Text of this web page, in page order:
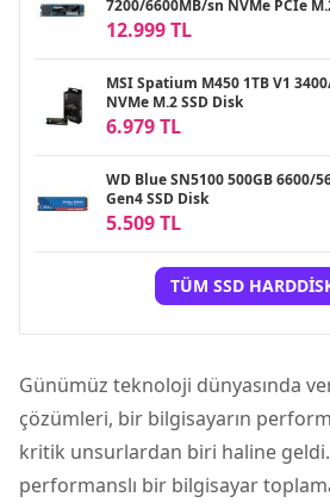
7200/6600MB/sn NVMe PCIe
12.999 TL
MSI Spatium M450 1TB V1
NVMe M.2 SSD Disk
6.979 TL
WD Blue SN5100 500GB 6600/
Gen4 SSD Disk
5.509 TL
TÜM SSD
Günümüz teknoloji dünyasında
çözümleri, bir bilgisayarın
kritik unsurlardan biri haline
performanslı bir bilgisayar